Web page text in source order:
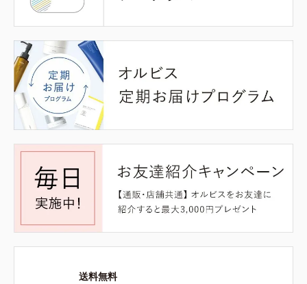
送料無料